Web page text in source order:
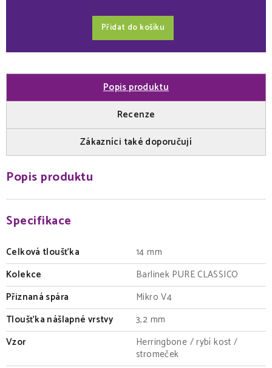
Přidat do košíku
Popis produktu
Recenze
Zákazníci také doporučují
Popis produktu
Specifikace
Celková tloušťka
14 mm
Kolekce
Barlinek PURE CLASSICO
Přiznaná spára
Mikro V4
Tloušťka nášlapné vrstvy
3,2 mm
Vzor
Herringbone / rybí kost /
stromeček